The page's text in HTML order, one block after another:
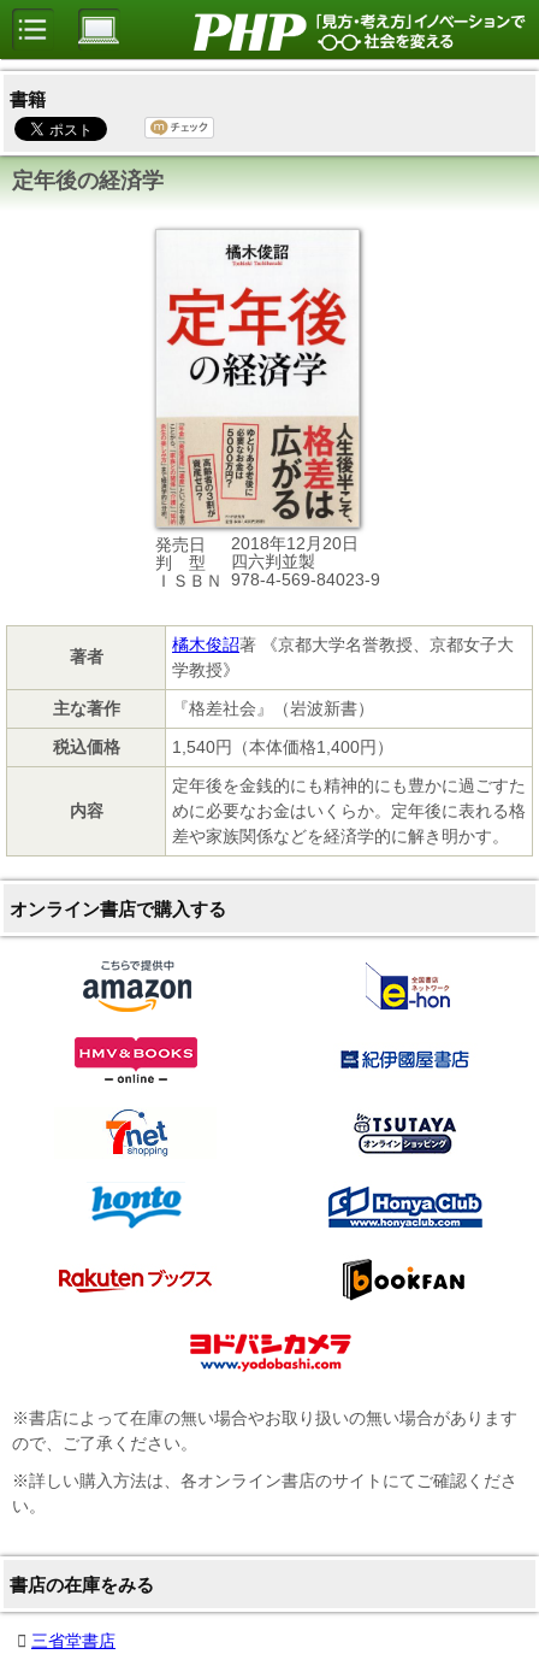
書籍
定年後の経済学
発売日
2018年12月20日
判 型
四六判並製
ＩＳＢＮ
978-4-569-84023-9
著者
橘木俊詔著 《京都大学名誉教授、京都女子大
学教授》
主な著作
『格差社会』（岩波新書）
税込価格
1,540円（本体価格1,400円）
内容
定年後を金銭的にも精神的にも豊かに過ごすた
めに必要なお金はいくらか。定年後に表れる格
差や家族関係などを経済学的に解き明かす。
オンライン書店で購入する
※書店によって在庫の無い場合やお取り扱いの無い場合があります
ので、ご了承ください。
※詳しい購入方法は、各オンライン書店のサイトにてご確認くださ
い。
書店の在庫をみる
三省堂書店